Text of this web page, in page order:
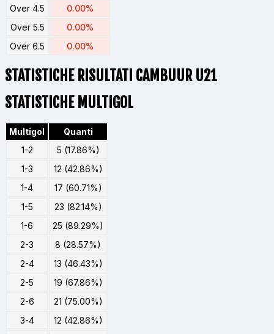
Over 4.5
0.00%
Over 5.5
0.00%
Over 6.5
0.00%
STATISTICHE RISULTATI CAMBUUR U21
STATISTICHE MULTIGOL
Multigol
Quanti
1-2
5 (17.86%)
1-3
12 (42.86%)
1-4
17 (60.71%)
1-5
23 (82.14%)
1-6
25 (89.29%)
2-3
8 (28.57%)
2-4
13 (46.43%)
2-5
19 (67.86%)
2-6
21 (75.00%)
3-4
12 (42.86%)